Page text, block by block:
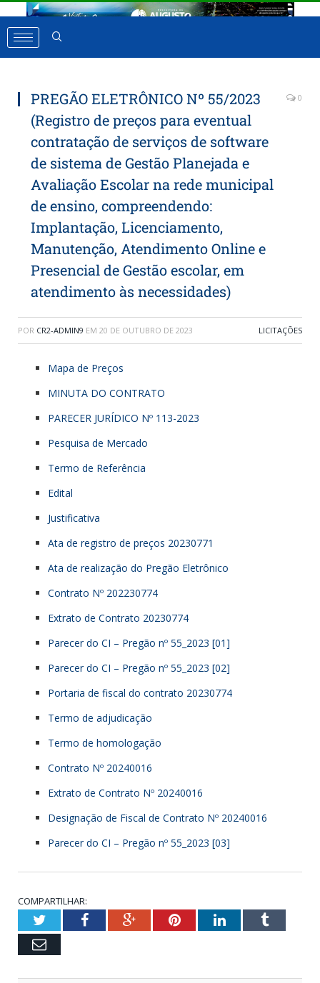
PREGÃO ELETRÔNICO Nº 55/2023
(Registro de preços para eventual
contratação de serviços de software
de sistema de Gestão Planejada e
Avaliação Escolar na rede municipal
de ensino, compreendendo:
Implantação, Licenciamento,
Manutenção, Atendimento Online e
Presencial de Gestão escolar, em
atendimento às necessidades)
0
POR CR2-ADMIN9 EM 20 DE OUTUBRO DE 2023 LICITAÇÕES
Mapa de Preços
MINUTA DO CONTRATO
PARECER JURÍDICO Nº 113-2023
Pesquisa de Mercado
Termo de Referência
Edital
Justificativa
Ata de registro de preços 20230771
Ata de realização do Pregão Eletrônico
Contrato Nº 202230774
Extrato de Contrato 20230774
Parecer do CI – Pregão nº 55_2023 [01]
Parecer do CI – Pregão nº 55_2023 [02]
Portaria de fiscal do contrato 20230774
Termo de adjudicação
Termo de homologação
Contrato Nº 20240016
Extrato de Contrato Nº 20240016
Designação de Fiscal de Contrato Nº 20240016
Parecer do CI – Pregão nº 55_2023 [03]
COMPARTILHAR:
TwitterFacebookGoogle+Pinterest
LinkedIn
Email